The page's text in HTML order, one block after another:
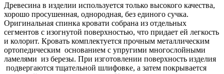
Древесина в изделии используется только высокого качества,
хорошо просушенная, однородная, без единого сучка.
Оригинальная спинка кровати собрана из отдельных
сегментов с изогнутой поверхностью, что придает ей легкость
и колорит. Кровать комплектуется прочным металлическим
ортопедическим основанием с упругими многослойными
ламелями из березы. При изготовлении поверхность изделия
подвергаются тщательной шлифовке, а затем покрывается